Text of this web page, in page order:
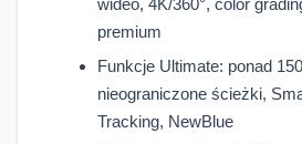
premium
Funkcje Ultimate: ponad
nieograniczone ścieżki,
Tracking, NewBlue